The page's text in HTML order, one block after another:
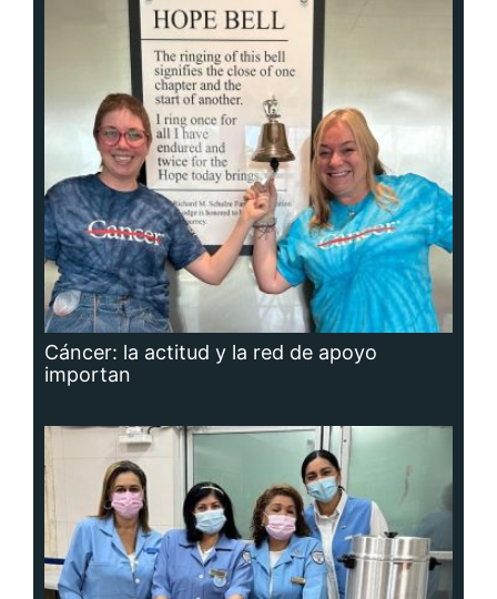
Cáncer: la actitud y la red de apoyo
importan